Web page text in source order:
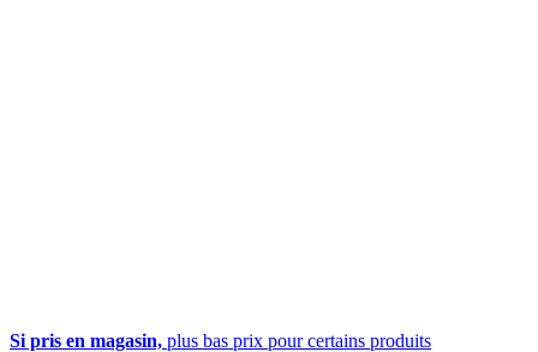
Si pris en magasin, plus bas prix pour certains produits